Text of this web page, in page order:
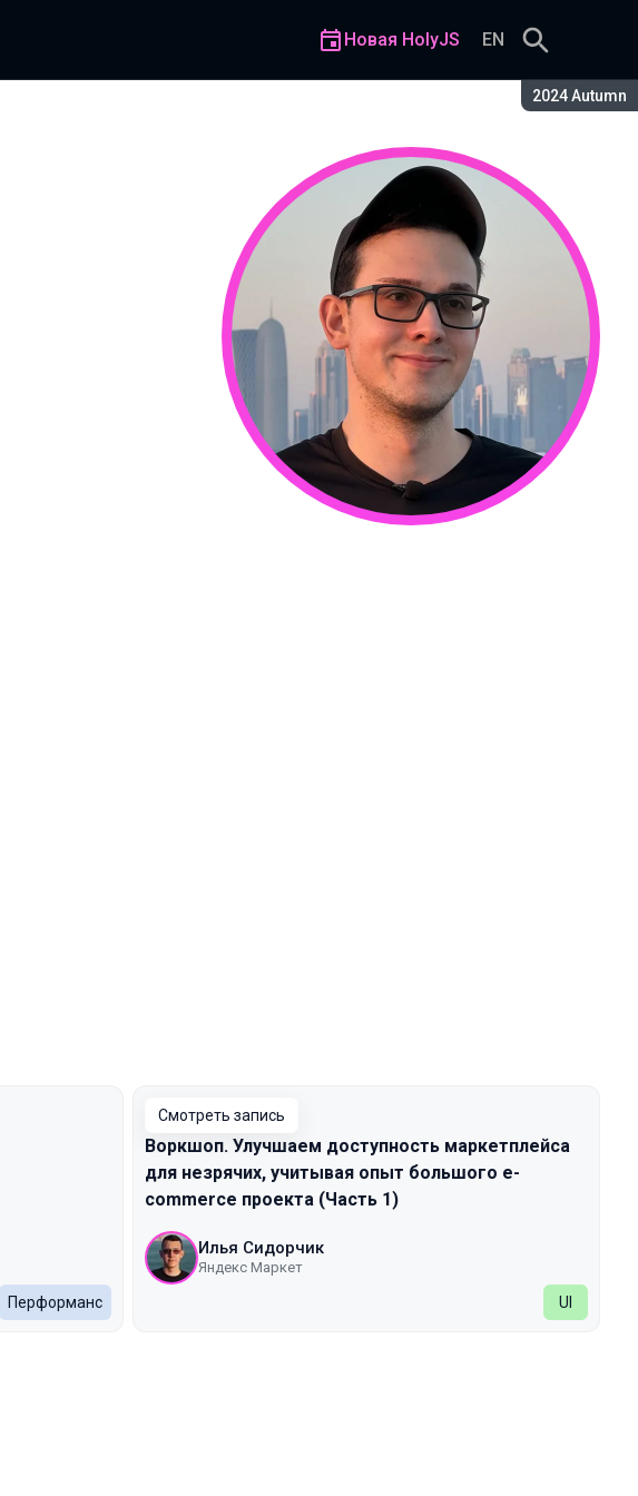
Сезон:
2024 Autumn
Новая HolyJS EN
Перформанс
Смотреть запись
Воркшоп. Улучшаем доступность маркетплейса
для незрячих, учитывая опыт большого e-
commerce проекта (Часть 1)
Илья Сидорчик
Яндекс Маркет
UI